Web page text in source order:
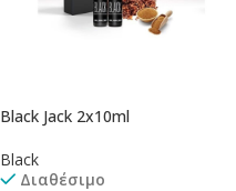
Black Jack 2x10ml
Black
Διαθέσιμο